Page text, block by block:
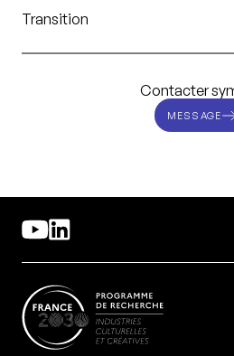
Transition
Contacter
MESSAGE